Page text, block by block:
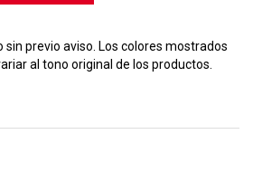
sin previo aviso. Los colores mostrados
al tono original de los productos.